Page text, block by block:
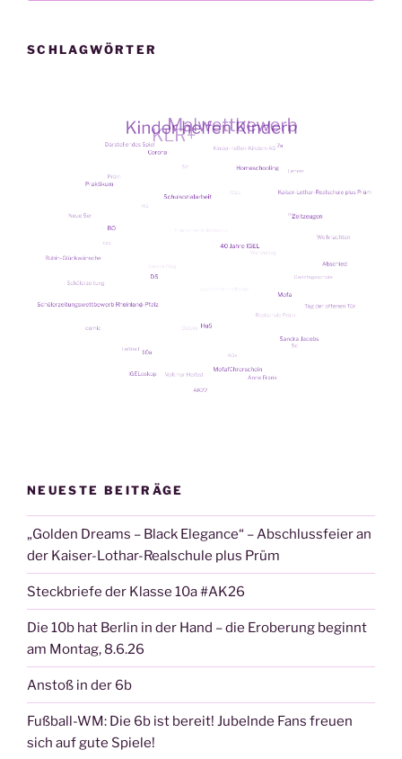
SCHLAGWÖRTER
NEUESTE BEITRÄGE
„Golden Dreams – Black Elegance“ – Abschlussfeier an
der Kaiser-Lothar-Realschule plus Prüm
Steckbriefe der Klasse 10a #AK26
Die 10b hat Berlin in der Hand – die Eroberung beginnt
am Montag, 8.6.26
Anstoß in der 6b
Fußball-WM: Die 6b ist bereit! Jubelnde Fans freuen
sich auf gute Spiele!